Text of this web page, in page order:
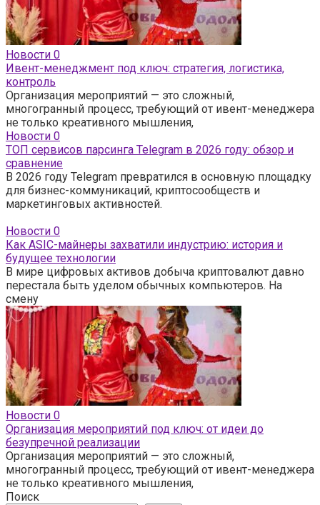
Новости 0
Ивент-менеджмент под ключ: стратегия, логистика,
контроль
Организация мероприятий — это сложный,
многогранный процесс, требующий от ивент-менеджера
не только креативного мышления,
Новости 0
ТОП сервисов парсинга Telegram в 2026 году: обзор и
сравнение
В 2026 году Telegram превратился в основную площадку
для бизнес-коммуникаций, криптосообществ и
маркетинговых активностей.
Новости 0
Как ASIC-майнеры захватили индустрию: история и
будущее технологии
В мире цифровых активов добыча криптовалют давно
перестала быть уделом обычных компьютеров. На
смену
Новости 0
Организация мероприятий под ключ: от идеи до
безупречной реализации
Организация мероприятий — это сложный,
многогранный процесс, требующий от ивент-менеджера
не только креативного мышления,
Поиск